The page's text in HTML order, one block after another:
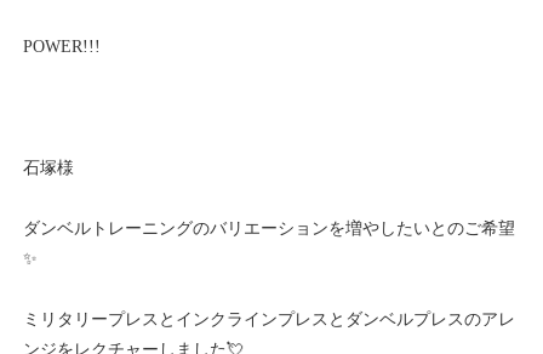
POWER!!!
石塚様
ダンベルトレーニングのバリエーションを増やしたいとのご希望
✨
ミリタリープレスとインクラインプレスとダンベルプレスのアレ
ンジをレクチャーしました💘